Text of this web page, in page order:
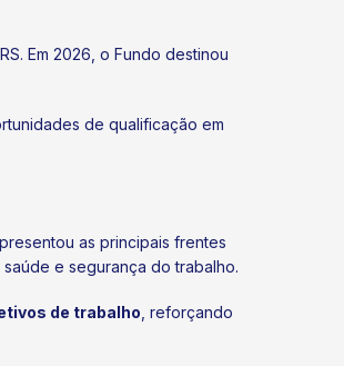
Em 2026, o Fundo destinou
de qualificação em
as principais frentes
e segurança do trabalho.
de trabalho , reforçando